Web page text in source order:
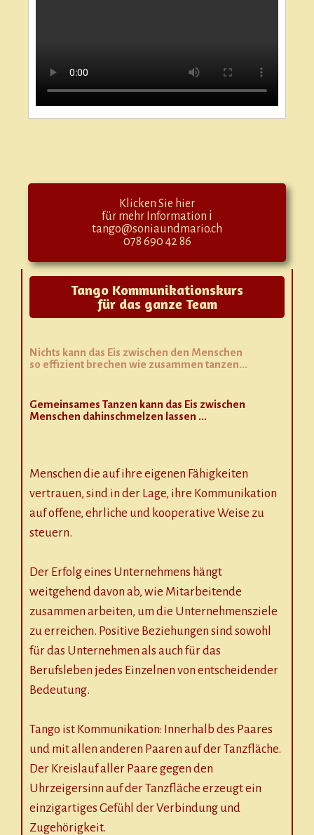
Klicken Sie hier
für mehr Information ℹ
tango@soniaundmario.ch
078 690 42 86
Tango Kommunikationskurs
für das ganze Team
Nichts kann das Eis zwischen den Menschen
so effizient brechen wie zusammen tanzen...
Gemeinsames Tanzen kann das Eis zwischen
Menschen dahinschmelzen lassen ...
Menschen die auf ihre eigenen Fähigkeiten
vertrauen, sind in der Lage, ihre Kommunikation
auf offene, ehrliche und kooperative Weise zu
steuern.
Der Erfolg eines Unternehmens hängt
weitgehend davon ab, wie Mitarbeitende
zusammen arbeiten, um die Unternehmensziele
zu erreichen. Positive Beziehungen sind sowohl
für das Unternehmen als auch für das
Berufsleben jedes Einzelnen von entscheidender
Bedeutung.
Tango ist Kommunikation: Innerhalb des Paares
und mit allen anderen Paaren auf der Tanzfläche.
Der Kreislauf aller Paare gegen den
Uhrzeigersinn auf der Tanzfläche erzeugt ein
einzigartiges Gefühl der Verbindung und
Zugehörigkeit.